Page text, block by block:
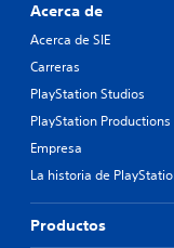
Acerca de
Acerca de SIE
Carreras
PlayStation Studios
PlayStation Productions
Empresa
La historia de
Productos